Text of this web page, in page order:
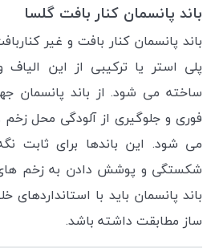
باند پانسمان کنار بافت گلسا
باند پانسمان کنار بافت و غیر
پلی استر یا ترکیبی از این
ساخته می شود. از باند پانسمان
فوری و جلوگیری از آلودگی محل
می شود. این باندها برای ثابت
شکستگی و پوشش دادن به زخم های
باند پانسمان باید با
ساز مطابقت داشته باشد.